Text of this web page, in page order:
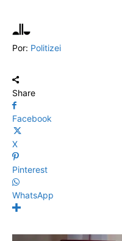
Por: Politizei
Share
Facebook
X
Pinterest
WhatsApp